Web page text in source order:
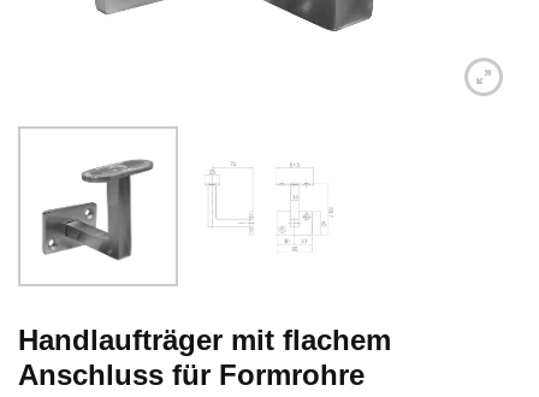
Handlaufträger mit flachem
Anschluss für Formrohre